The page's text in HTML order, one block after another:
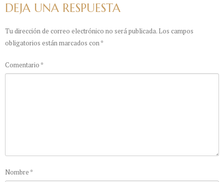
DEJA UNA RESPUESTA
Tu dirección de correo electrónico no será publicada. Los campos
obligatorios están marcados con*
Comentario *
Nombre *